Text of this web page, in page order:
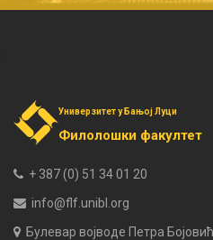
Универзитет у Бањој Луци
Филолошки факултет
+ 387 (0) 51 34 01 20
info@flf.unibl.org
Булевар војводе Петра